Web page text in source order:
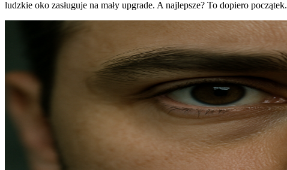
ludzkie oko zasługuje na mały upgrade. A najlepsze? To dopiero początek.